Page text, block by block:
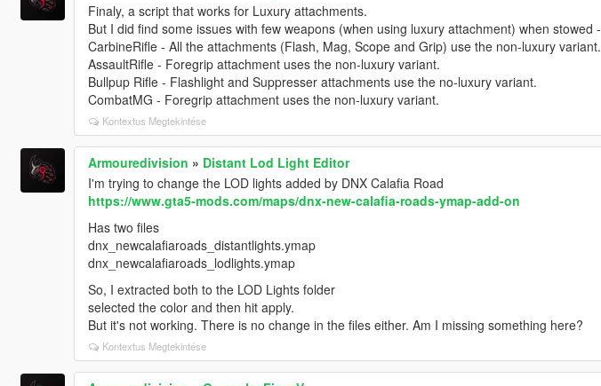
Finaly, a script that works for Luxury attachments.
But I did find some issues with few weapons (when using luxury attachment) when stowed -
CarbineRifle - All the attachments (Flash, Mag, Scope and Grip) use the non-luxury variant.
AssaultRifle - Foregrip attachment uses the non-luxury variant.
Bullpup Rifle - Flashlight and Suppresser attachments use the no-luxury variant.
CombatMG - Foregrip attachment uses the non-luxury variant.
Kontextus Megtekintése
Armouredivision » Distant Lod Light Editor
I'm trying to change the LOD lights added by DNX Calafia Road
https://www.gta5-mods.com/maps/dnx-new-calafia-roads-ymap-add-on
Has two files
dnx_newcalafiaroads_distantlights.ymap
dnx_newcalafiaroads_lodlights.ymap
So, I extracted both to the LOD Lights folder
selected the color and then hit apply.
But it's not working. There is no change in the files either. Am I missing something here?
Kontextus Megtekintése